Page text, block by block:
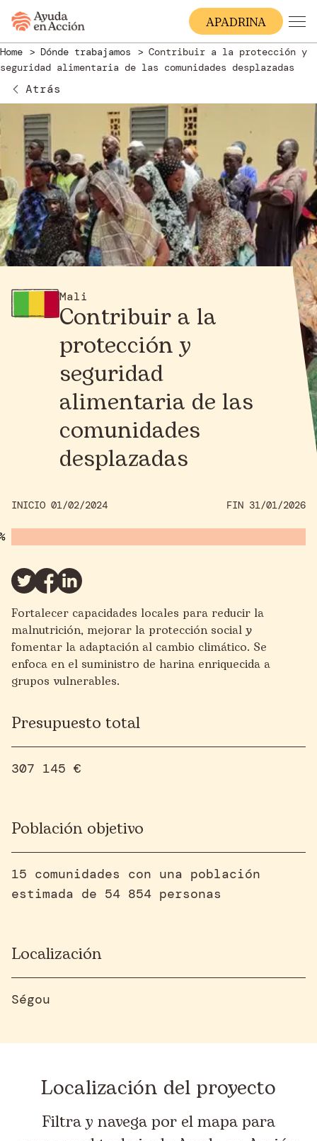
APADRINA
Home Dónde trabajamos
Contribuir a la protección y
seguridad alimentaria de las comunidades desplazadas
Atrás
Mali
Contribuir a la
protección y
seguridad
alimentaria de las
comunidades
desplazadas
INICIO 01/02/2024 FIN 31/01/2026
Fortalecer capacidades locales para reducir la
malnutrición, mejorar la protección social y
fomentar la adaptación al cambio climático. Se
enfoca en el suministro de harina enriquecida a
grupos vulnerables.
Presupuesto total
307 145 €
Población objetivo
15 comunidades con una población
estimada de 54 854 personas
Localización
Ségou
Localización del proyecto
Filtra y navega por el mapa para